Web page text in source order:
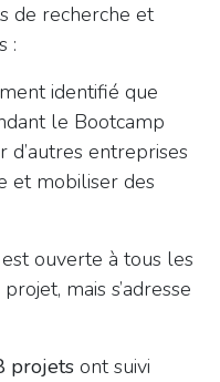
de recherche et
:
identifié que
le Bootcamp
d’autres entreprises
et mobiliser des
ouverte à tous les
mais s’adresse
projets ont suivi